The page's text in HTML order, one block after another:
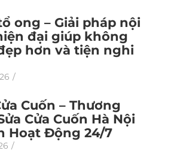
ong – Giải pháp nội
đại giúp không
hơn và tiện nghi
/
Cuốn – Thương
Cửa Cuốn Hà Nội
Hoạt Động 24/7
/